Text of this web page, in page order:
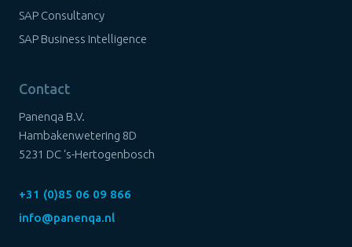
SAP Consultancy
SAP Business Intelligence
Contact
Panenqa B.V.
Hambakenwetering 8D
5231 DC ‘s-Hertogenbosch
+31 (0)85 06 09 866
info@panenqa.nl